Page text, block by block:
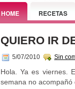
HOME RECETAS
QUIERO IR
5/07/2010 Sin
Hola. Ya es viernes.
semana no acompañó